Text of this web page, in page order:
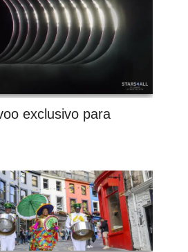
exclusivo para